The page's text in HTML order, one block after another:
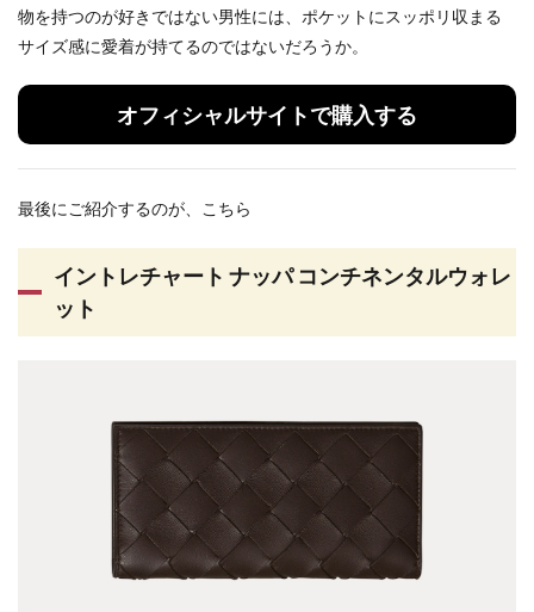
物を持つのが好きではない男性には、ポケットにスッポリ収まる
サイズ感に愛着が持てるのではないだろうか。
オフィシャルサイトで購入する
最後にご紹介するのが、こちら
イントレチャート ナッパ コンチネンタルウォレ
ット